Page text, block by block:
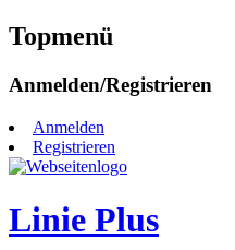
Topmenü
Zum
springen
Anmelden/Registrieren
Anmelden
Registrieren
Linie Plus